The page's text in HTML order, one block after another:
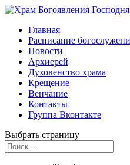
Главная
Расписание
Новости
Архиерей
Духовенство храма
Крещение
Венчание
Контакты
Группа Вконтакте
Выбрать страницу